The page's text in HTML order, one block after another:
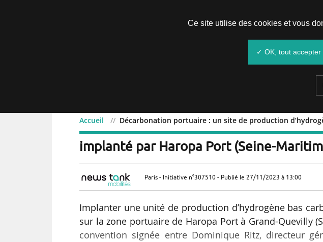
Accueil Décarbonation portuaire : un site de production
Décarbonation portuaire : un site de
implanté par Haropa Port (Seine-
Paris - Initiative n°307510 - Publié le 27/11/2023 à 13:00
Implanter une unité de production d’hydrogène bas
sur la zone portuaire de Haropa Port à Grand-Quevilly
convention signée entre Dominique Ritz, directeur
Ce site utilise des cookies et vous
✓ OK, tout accepter